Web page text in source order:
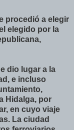
procedió a elegir
elegido por la
dio lugar a la
e incluso
Hidalga, por
en cuyo viaje
La ciudad